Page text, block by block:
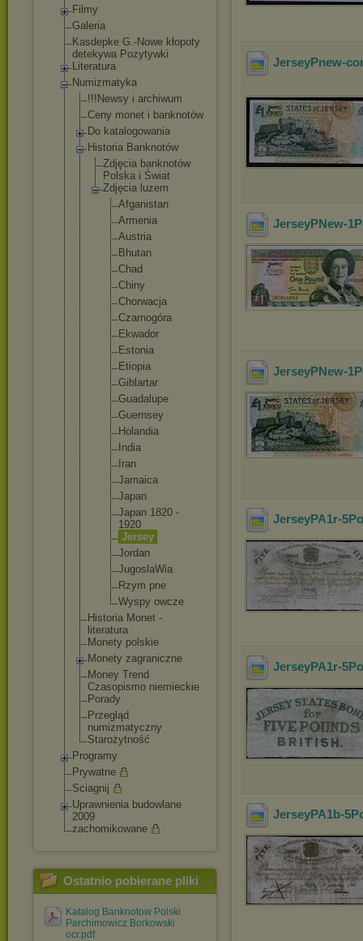
Filmy
Galeria
Kasdepke G.-Nowe kłopoty
detekywa Pozytywki
Literatura
Numizmatyka
!!!Newsy i archiwum
Ceny monet i banknotów
Do katalogowania
Historia Banknotów
Zdjęcia banknotów
Polska i Świat
Zdjęcia luzem
Afganistan
Armenia
Austria
Bhutan
Chad
Chiny
Chorwacja
Czarnogóra
Ekwador
Estonia
Etiopia
Giblartar
Guadalupe
Guernsey
Holandia
India
Iran
Jamaica
Japan
Japan 1820 -
1920
Jersey
Jordan
JugoslaWia
Rzym pne
Wyspy owcze
Historia Monet -
literatura
Monety polskie
Monety zagraniczne
Money Trend
Czasopismo niemieckie
Porady
Przegląd
numizmatyczny
Starożytność
Programy
Prywatne
Sciagnij
Uprawnienia budowlane
2009
zachomikowane
Ostatnio pobierane pliki
Katalog Banknotow Polski
Parchimowicz Borkowski
ocr.pdf
JerseyPnew-
JerseyPNew-
JerseyPNew-
JerseyPA1r-
JerseyPA1r-
JerseyPA1b-